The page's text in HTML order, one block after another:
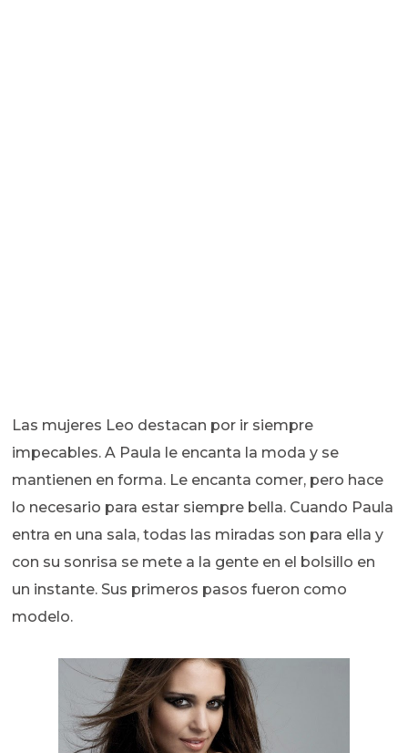
Las mujeres Leo destacan por ir siempre
impecables. A Paula le encanta la moda y se
mantienen en forma. Le encanta comer, pero hace
lo necesario para estar siempre bella. Cuando Paula
entra en una sala, todas las miradas son para ella y
con su sonrisa se mete a la gente en el bolsillo en
un instante. Sus primeros pasos fueron como
modelo.